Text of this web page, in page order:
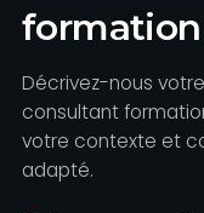
Décrivez-nous
consultant
votre contexte et
adapté.